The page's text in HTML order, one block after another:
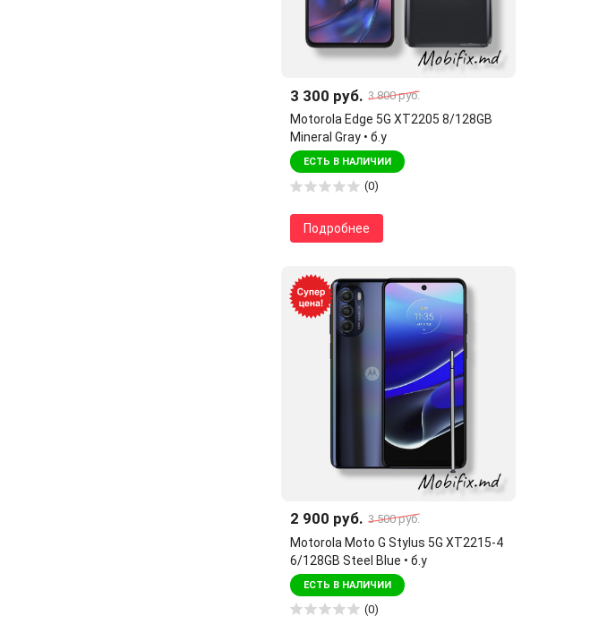
3 300 руб. 3 800 руб.
Motorola Edge 5G XT2205 8/128GB
Mineral Gray • б.у
ЕСТЬ В НАЛИЧИИ
(0)
Подробнее
2 900 руб. 3 500 руб.
Motorola Moto G Stylus 5G XT2215-4
6/128GB Steel Blue • б.у
ЕСТЬ В НАЛИЧИИ
(0)